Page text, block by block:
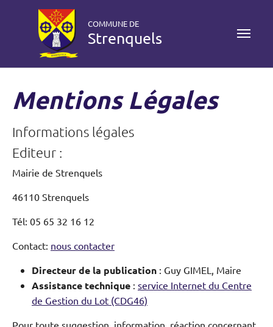
Aller au contenu principal
Skip to page footer
COMMUNE DE
Strenquels
Mentions Légales
Informations légales
Editeur :
Mairie de Strenquels
46110 Strenquels
Tél: 05 65 32 16 12
Contact: nous contacter
Directeur de la publication : Guy GIMEL, Maire
Assistance technique : service Internet du Centre
de Gestion du Lot (CDG46)
Pour toute suggestion, information, réaction concernant